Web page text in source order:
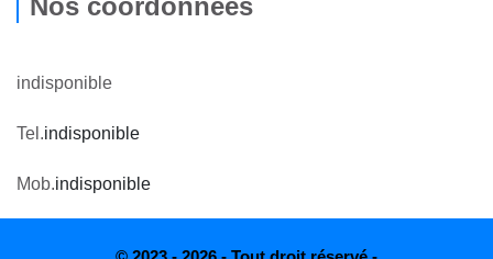
Nos coordonnées
indisponible
Tel.indisponible
Mob.indisponible